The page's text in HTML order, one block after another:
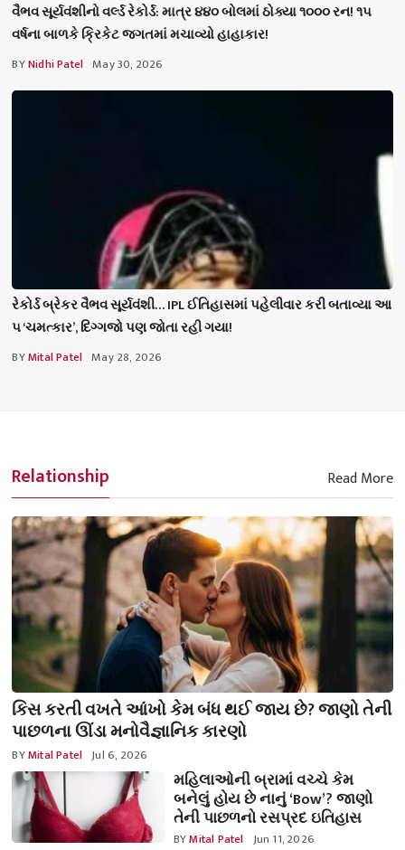
વૈભવ સૂર્યવંશીનો વર્લ્ડ રેકોર્ડ: માત્ર ૪૪૦ બોલમાં ઠોક્યા ૧૦૦૦ રન! ૧૫
વર્ષના બાળકે ક્રિકેટ જગતમાં મચાવ્યો હાહાકાર!
BYNidhi Patel May 30, 2026
રેકોર્ડ બ્રેકર વૈભવ સૂર્યવંશી… IPL ઈતિહાસમાં પહેલીવાર કરી બતાવ્યા આ
૫ ‘ચમત્કાર’, દિગ્ગજો પણ જોતા રહી ગયા!
BYMital Patel May 28, 2026
Relationship Read More
કિસ કરતી વખતે આંખો કેમ બંધ થઈ જાય છે? જાણો તેની
પાછળના ઊંડા મનોવૈજ્ઞાનિક કારણો
BYMital Patel Jul 6, 2026
મહિલાઓની બ્રામાં વચ્ચે કેમ
બનેલું હોય છે નાનું ‘Bow’? જાણો
તેની પાછળનો રસપ્રદ ઇતિહાસ
BYMital Patel Jun 11, 2026